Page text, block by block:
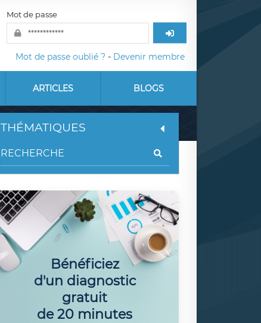
Mot de passe
Mot de passe oublié ? - Devenir membre
ARTICLES BLOGS
THÉMATIQUES
Bénéficiez
d'un diagnostic
gratuit
de 20 minutes